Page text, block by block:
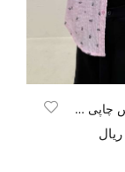
شومیز اطلس چاپی کد 6147 طرح ALO